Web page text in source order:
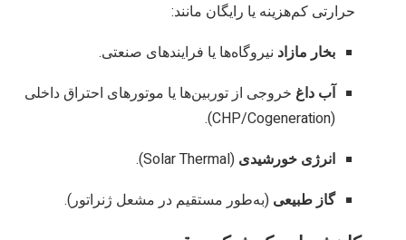
حرارتی کم‌هزینه یا رایگان مانند:
بخار مازاد نیروگاه‌ها یا فرایندهای صنعتی.
آب داغ خروجی از توربین‌ها یا موتورهای احتراق داخلی
(CHP/Cogeneration).
انرژی خورشیدی (Solar Thermal).
گاز طبیعی (به‌طور مستقیم در مشعل ژنراتور).